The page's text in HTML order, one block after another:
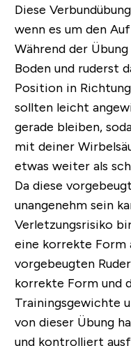
Diese
wenn es um den
Während der
Boden und ruderst
Position in
sollten leicht
gerade bleiben,
mit deiner
etwas weiter als
Da diese
unangenehm sein
Verletzungsrisiko
eine korrekte Form
vorgebeugten
korrekte Form und
Trainingsgewichte
von dieser Übung
und kontrolliert